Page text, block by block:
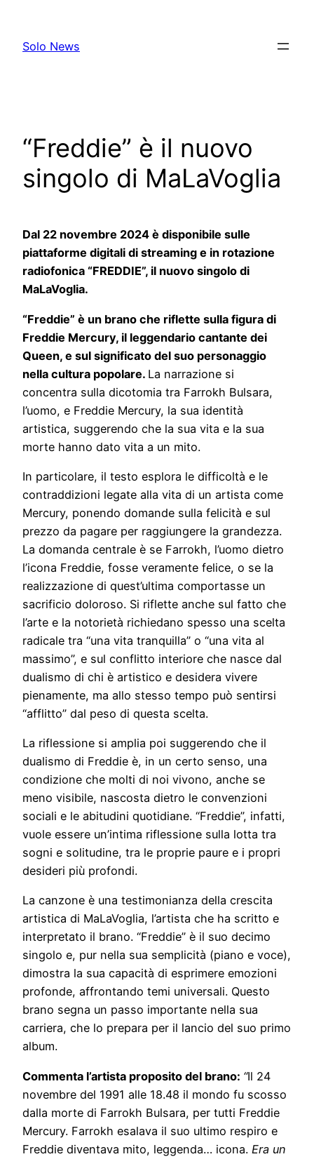
content
Solo News
“Freddie” è il nuovo
singolo di MaLaVoglia
Dal 22 novembre 2024 è disponibile sulle
piattaforme digitali di streaming e in rotazione
radiofonica “FREDDIE”, il nuovo singolo di
MaLaVoglia.
“Freddie” è un brano che riflette sulla figura di
Freddie Mercury, il leggendario cantante dei
Queen, e sul significato del suo personaggio
nella cultura popolare. La narrazione si
concentra sulla dicotomia tra Farrokh Bulsara,
l’uomo, e Freddie Mercury, la sua identità
artistica, suggerendo che la sua vita e la sua
morte hanno dato vita a un mito.
In particolare, il testo esplora le difficoltà e le
contraddizioni legate alla vita di un artista come
Mercury, ponendo domande sulla felicità e sul
prezzo da pagare per raggiungere la grandezza.
La domanda centrale è se Farrokh, l’uomo dietro
l’icona Freddie, fosse veramente felice, o se la
realizzazione di quest’ultima comportasse un
sacrificio doloroso. Si riflette anche sul fatto che
l’arte e la notorietà richiedano spesso una scelta
radicale tra “una vita tranquilla” o “una vita al
massimo”, e sul conflitto interiore che nasce dal
dualismo di chi è artistico e desidera vivere
pienamente, ma allo stesso tempo può sentirsi
“afflitto” dal peso di questa scelta.
La riflessione si amplia poi suggerendo che il
dualismo di Freddie è, in un certo senso, una
condizione che molti di noi vivono, anche se
meno visibile, nascosta dietro le convenzioni
sociali e le abitudini quotidiane. “Freddie”, infatti,
vuole essere un’intima riflessione sulla lotta tra
sogni e solitudine, tra le proprie paure e i propri
desideri più profondi.
La canzone è una testimonianza della crescita
artistica di MaLaVoglia, l’artista che ha scritto e
interpretato il brano. “Freddie” è il suo decimo
singolo e, pur nella sua semplicità (piano e voce),
dimostra la sua capacità di esprimere emozioni
profonde, affrontando temi universali. Questo
brano segna un passo importante nella sua
carriera, che lo prepara per il lancio del suo primo
album.
Commenta l’artista proposito del brano: “Il 24
novembre del 1991 alle 18.48 il mondo fu scosso
dalla morte di Farrokh Bulsara, per tutti Freddie
Mercury. Farrokh esalava il suo ultimo respiro e
Freddie diventava mito, leggenda… icona. Era un